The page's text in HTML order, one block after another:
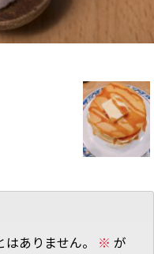
ありません。 ※ が